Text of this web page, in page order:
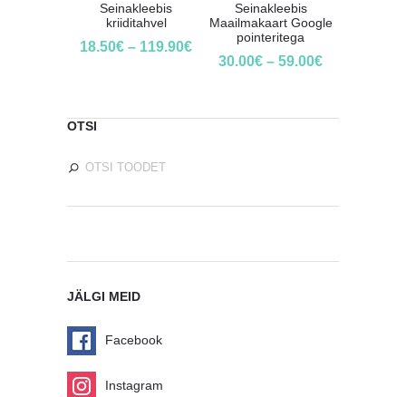
Seinakleebis
kriiditahvel
18.50€ – 119.90€
Seinakleebis
Maailmakaart Google
pointeritega
30.00€ –59.00€
OTSI
JÄLGI MEID
Facebook
Instagram